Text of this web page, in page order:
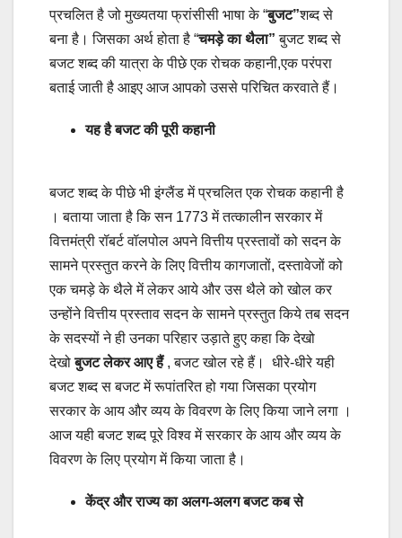
प्रचलित है जो मुख्यतया फ्रांसीसी भाषा के “बुजट”शब्द से
बना है। जिसका अर्थ होता है “चमड़े का थैला” बुजट शब्द से
बजट शब्द की यात्रा के पीछे एक रोचक कहानी,एक परंपरा
बताई जाती है आइए आज आपको उससे परिचित करवाते हैं।
यह है बजट की पूरी कहानी
बजट शब्द के पीछे भी इंग्लैंड में प्रचलित एक रोचक कहानी है
। बताया जाता है कि सन 1773 में तत्कालीन सरकार में
वित्तमंत्री रॉबर्ट वॉलपोल अपने वित्तीय प्रस्तावों को सदन के
सामने प्रस्तुत करने के लिए वित्तीय कागजातों, दस्तावेजों को
एक चमड़े के थैले में लेकर आये और उस थैले को खोल कर
उन्होंने वित्तीय प्रस्ताव सदन के सामने प्रस्तुत किये तब सदन
के सदस्यों ने ही उनका परिहार उड़ाते हुए कहा कि देखो
देखोबुजट लेकर आए हैं, बजट खोल रहे हैं। धीरे-धीरे यही
बजट शब्द स बजट में रूपांतरित हो गया जिसका प्रयोग
सरकार के आय और व्यय के विवरण के लिए किया जाने लगा ।
आज यही बजट शब्द पूरे विश्व में सरकार के आय और व्यय के
विवरण के लिए प्रयोग में किया जाता है।
केंद्र और राज्य का अलग-अलग बजट कब से